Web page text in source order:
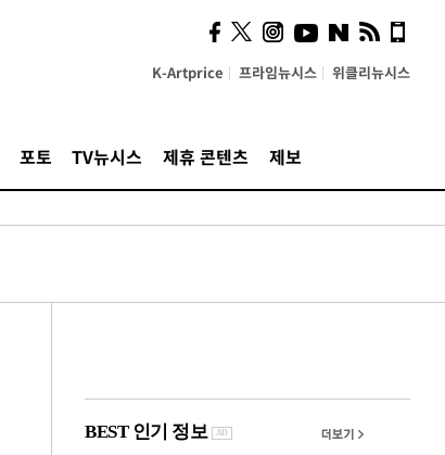
K-Artprice 프라임뉴시스 위클리뉴시스
포토 TV뉴시스 제휴 콘텐츠 제보
의견, 국토부·LH에 충실히
전달할 것"